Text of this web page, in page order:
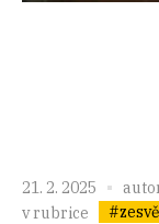
21. 2. 2025
v rubrice